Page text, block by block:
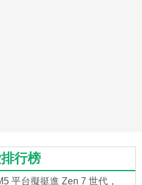
行榜
平台擬挺進 Zen 7 世代，